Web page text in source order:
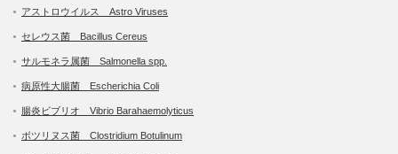
アストロウイルス Astro Viruses
セレウス菌 Bacillus Cereus
サルモネラ属菌 Salmonella spp.
病原性大腸菌 Escherichia Coli
腸炎ビブリオ Vibrio Barahaemolyticus
ボツリヌス菌 Clostridium Botulinum